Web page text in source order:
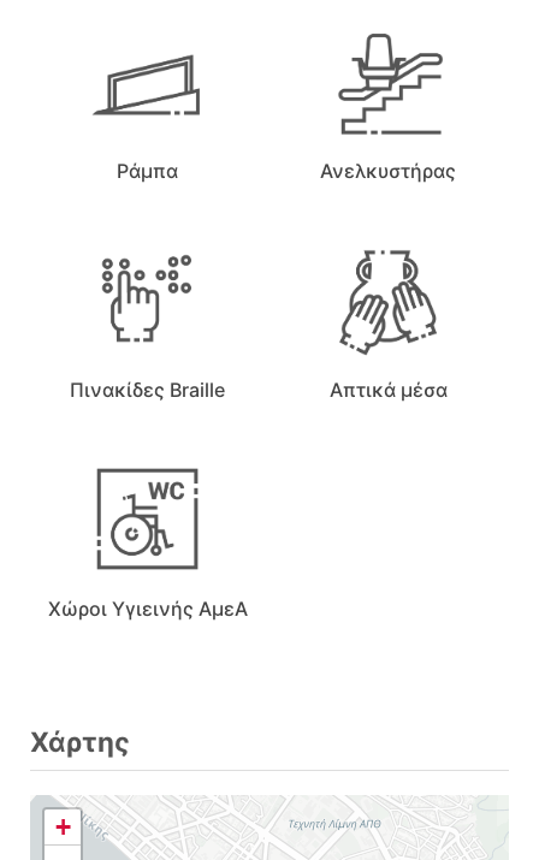
Ράμπα Ανελκυστήρας
Πινακίδες Braille Απτικά μέσα
Χώροι Υγιεινής ΑμεΑ
Χάρτης
+